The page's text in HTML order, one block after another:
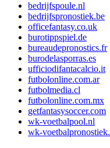
bedrijfspoule.nl
bedrijfspronostiek.be
officefantasy.co.uk
burotippspiel.de
bureaudepronostics.fr
burodelasporras.es
ufficiodifantacalcio.it
futbolonline.com.ar
futbolmedia.cl
futbolonline.com.mx
getfantasysoccer.com
wk-voetbalpool.nl
wk-